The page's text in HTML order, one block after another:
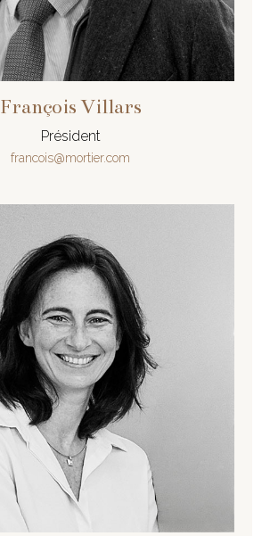
François Villars
Président
francois@mortier.com